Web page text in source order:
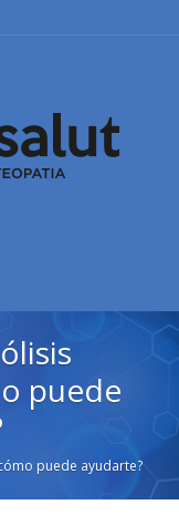
puede
puede ayudarte?